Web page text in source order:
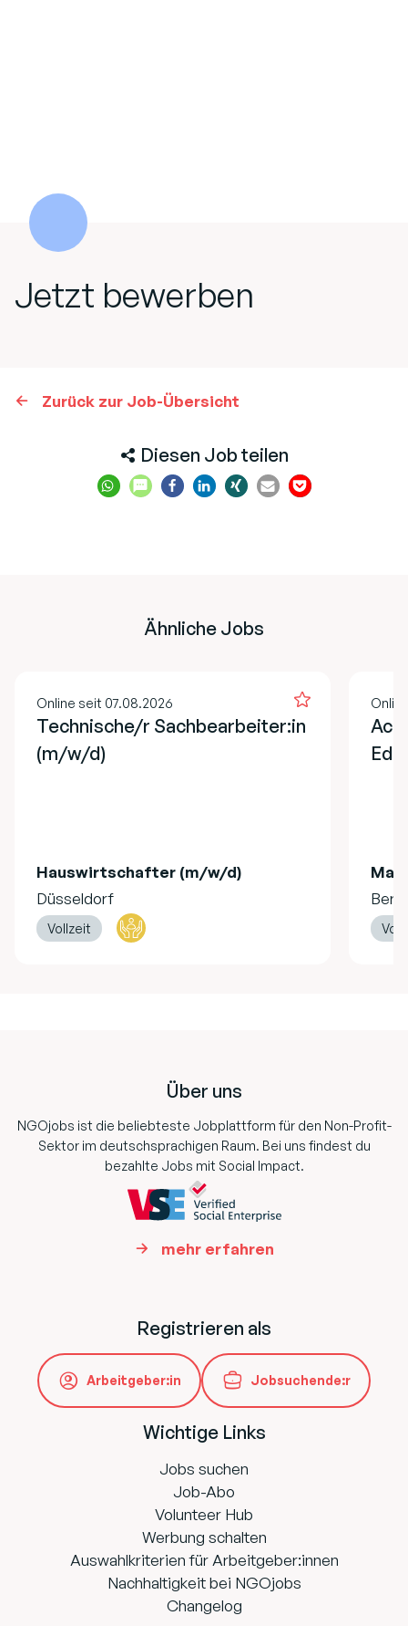
Jetzt bewerben
Zurück zur Job-Übersicht
Diesen Job teilen
Ähnliche Jobs
Online seit 07.08.2026
Technische/r Sachbearbeiter:in
(m/w/d)
Hauswirtschafter (m/w/d)
Düsseldorf
Vollzeit
Über uns
NGOjobs ist die beliebteste Jobplattform für den Non-Profit-
Sektor im deutschsprachigen Raum. Bei uns findest du
bezahlte Jobs mit Social Impact.
mehr erfahren
Registrieren als
Arbeitgeber:in Jobsuchende:r
Wichtige Links
Jobs suchen
Job-Abo
Volunteer Hub
Werbung schalten
Auswahlkriterien für Arbeitgeber:innen
Nachhaltigkeit bei NGOjobs
Changelog